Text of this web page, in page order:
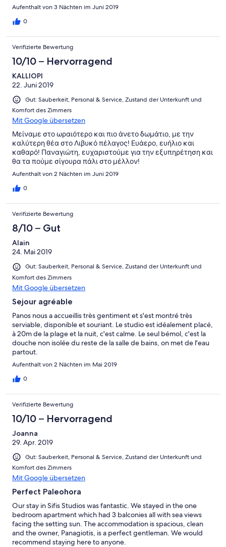
Aufenthalt von 3 Nächten im Juni 2019
0
Verifizierte Bewertung
10/10 – Hervorragend
KALLIOPI
22. Juni 2019
Gut: Sauberkeit, Personal & Service, Zustand der Unterkunft und
Komfort des Zimmers
Mit Google übersetzen
Μείναμε στο ωραιότερο και πιο άνετο δωμάτιο, με την
καλύτερη θέα στο Λιβυκό πέλαγος! Ευάερο, ευήλιο και
καθαρό! Παναγιώτη, ευχαριστούμε για την εξυπηρέτηση και
θα τα πούμε σίγουρα πάλι στο μέλλον!
Aufenthalt von 2 Nächten im Juni 2019
0
Verifizierte Bewertung
8/10 – Gut
Alain
24. Mai 2019
Gut: Sauberkeit, Personal & Service, Zustand der Unterkunft und
Komfort des Zimmers
Mit Google übersetzen
Sejour agréable
Panos nous a accueillis très gentiment et s'est montré très
serviable, disponible et souriant. Le studio est idéalement placé,
à 20m de la plage et la nuit, c'est calme. Le seul bémol, c'est la
douche non isolée du reste de la salle de bains, on met de l'eau
partout.
Aufenthalt von 2 Nächten im Mai 2019
0
Verifizierte Bewertung
10/10 – Hervorragend
Joanna
29. Apr. 2019
Gut: Sauberkeit, Personal & Service, Zustand der Unterkunft und
Komfort des Zimmers
Mit Google übersetzen
Perfect Paleohora
Our stay in Sifis Studios was fantastic. We stayed in the one
bedroom apartment which had 3 balconies all with sea views
facing the setting sun. The accommodation is spacious, clean
and the owner, Panagiotis, is a perfect gentleman. We would
recommend staying here to anyone.